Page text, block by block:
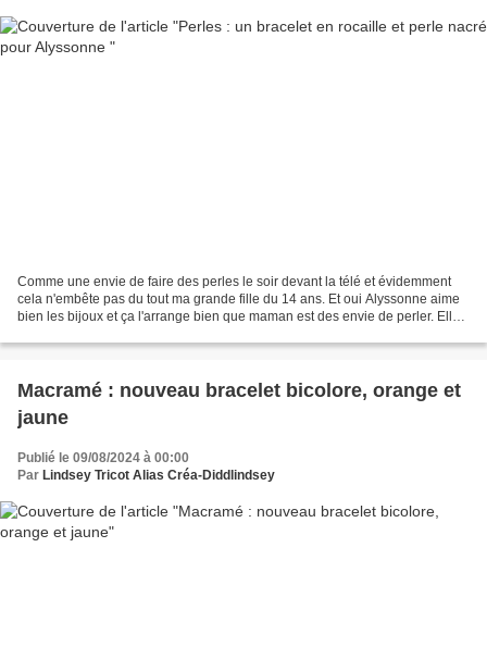
Comme une envie de faire des perles le soir devant la télé et évidemment
cela n'embête pas du tout ma grande fille du 14 ans. Et oui Alyssonne aime
bien les bijoux et ça l'arrange bien que maman est des envie de perler. Elle
Macramé : nouveau bracelet bicolore, orange et
jaune
Publié le 09/08/2024 à 00:00
Par Lindsey Tricot Alias Créa-Diddlindsey